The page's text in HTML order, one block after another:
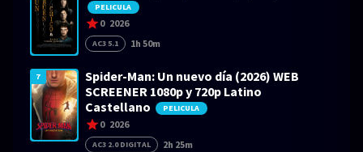
PELICULA
0 2026
AC3 5.1 1h 50m
7
Spider-Man: Un nuevo día (2026) WEB
SCREENER 1080p y 720p Latino
Castellano
PELICULA
0 2026
AC3 2.0 DIGITAL 2h 25m